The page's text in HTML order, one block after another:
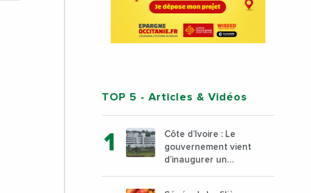
TOP 5 - Articles & Vidéos
Côte d’Ivoire : Le
gouvernement vient
d’inaugurer un